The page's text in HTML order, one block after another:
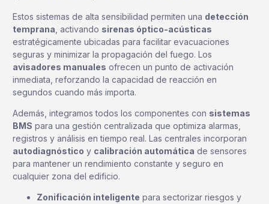
Estos sistemas de alta sensibilidad permiten una detección
temprana , activando sirenas óptico-acústicas
estratégicamente ubicadas para facilitar evacuaciones
seguras y minimizar la propagación del fuego. Los
avisadores manuales ofrecen un punto de activación
inmediata, reforzando la capacidad de reacción en
segundos cuando más importa.
Además, integramos todos los componentes con sistemas
BMS para una gestión centralizada que optimiza alarmas,
registros y análisis en tiempo real. Las centrales incorporan
autodiagnóstico y calibración automática de sensores
para mantener un rendimiento constante y seguro en
cualquier zona del edificio.
Zonificación inteligente para sectorizar riesgos y